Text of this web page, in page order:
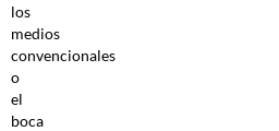
los
medios
convencionales
o
el
boca